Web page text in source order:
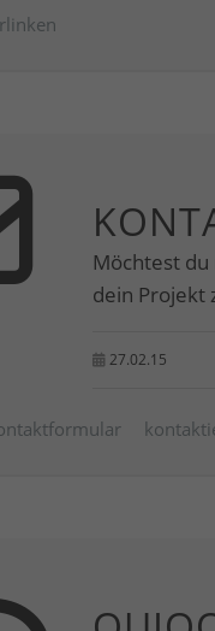
Möchtest
dein Projekt
27.02.15